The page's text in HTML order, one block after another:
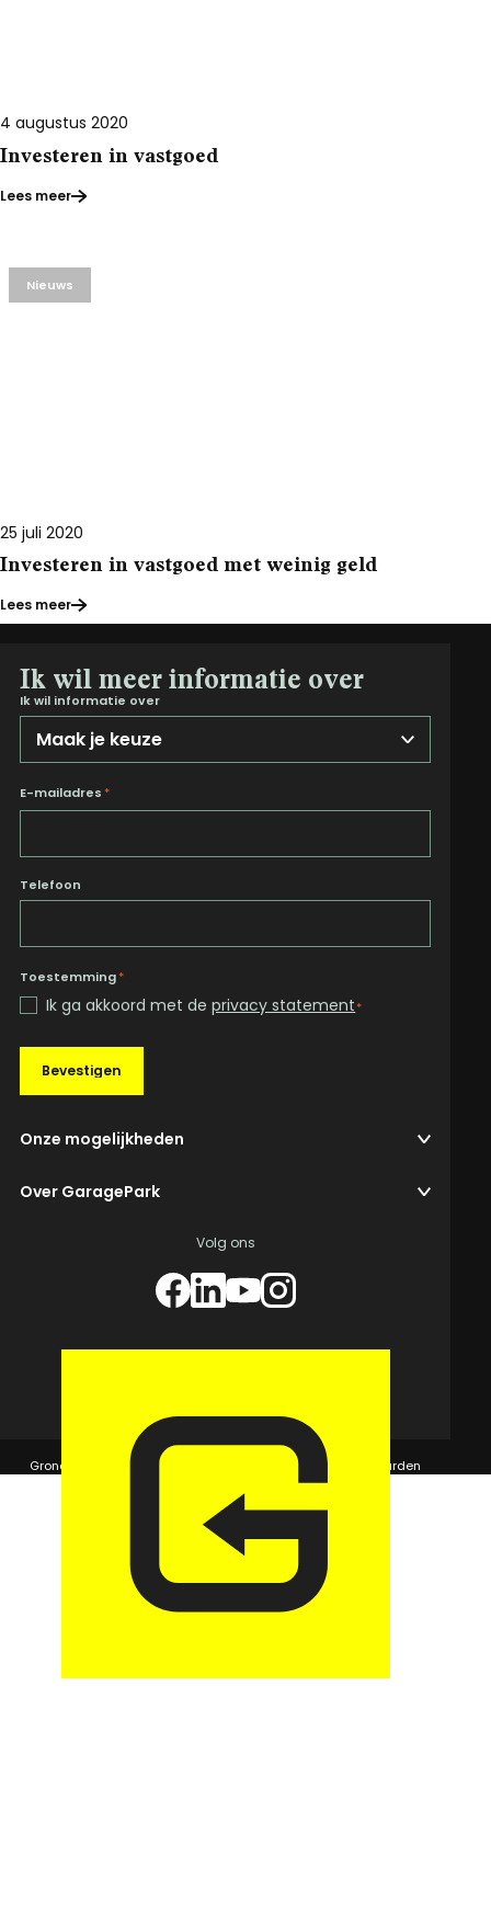
4 augustus 2020
Investeren in vastgoed
Lees meer
25 juli 2020
Investeren in vastgoed met weinig geld
Lees meer
Nieuws
Ik wil meer informatie over
Ik wil informatie over
E-mailadres *
Telefoon
Toestemming*
Ik ga akkoord met deprivacy statement*
Bevestigen
Onze mogelijkheden
Over GaragePark
Volg ons
© 2026 GaragePark.
Grondposities
365Beheer & GaragePark Algemene voorwaarden